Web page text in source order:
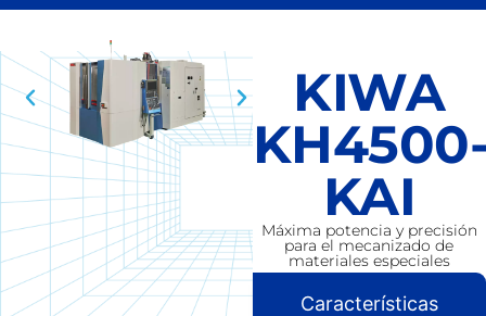
KIWA
KAI
Máxima potencia y precisión
para el mecanizado de
materiales especiales
Características